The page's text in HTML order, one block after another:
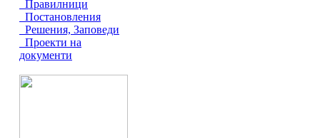
Правилници
Постановления
Решения, Заповеди
Проекти на
документи